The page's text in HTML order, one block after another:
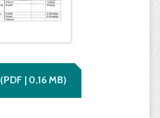
(PDF | 0,16MB)